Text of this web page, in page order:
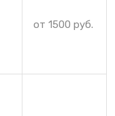
от 1500 руб.